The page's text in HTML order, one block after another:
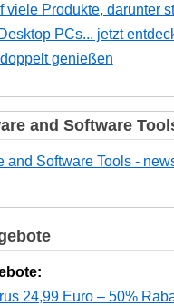
viele Produkte, darunter
PCs... jetzt
genießen
and Software
and Software Tools -
24,99 Euro – 50%